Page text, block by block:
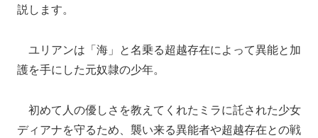
説します。
ユリアンは「海」と名乗る超越存在によって異能と加
護を手にした元奴隷の少年。
初めて人の優しさを教えてくれたミラに託された少女
ディアナを守るため、襲い来る異能者や超越存在との戦